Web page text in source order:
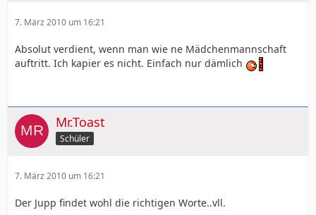
7. März 2010 um 16:21
Absolut verdient, wenn man wie ne Mädchenmannschaft
auftritt. Ich kapier es nicht. Einfach nur dämlich
Mr.Toast
Schüler
7. März 2010 um 16:21
Der Jupp findet wohl die richtigen Worte..vll.